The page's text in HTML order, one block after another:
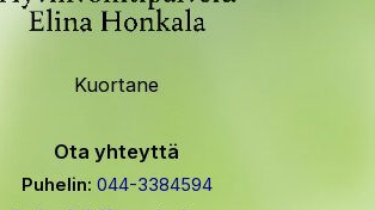
Kuortane
Ota yhteyttä
Puhelin: 044-3384594